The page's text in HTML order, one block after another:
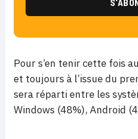
Pour s’en tenir cette fois
et toujours à l’issue du
sera réparti entre les
Windows (48%), Android